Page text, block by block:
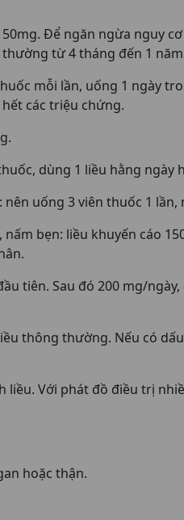
Để ngăn ngừa nguy
từ 4 tháng đến 1
mỗi lần, uống 1 ngày
các triệu chứng.
dùng 1 liều hằng
uống 3 viên thuốc 1 lần,
bẹn: liều khuyến cáo
tiên. Sau đó 200 mg/
thông thường. Nếu có
Với phát đồ điều trị
hoặc thận.